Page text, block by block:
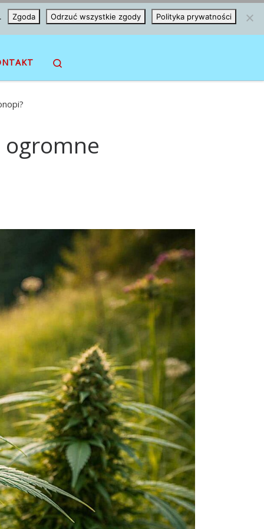
ogromne
Zgoda Odrzuć wszystkie zgody Polityka prywatności